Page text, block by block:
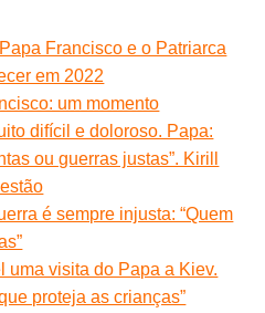
Francisco e o Patriarca
em 2022
um momento
difícil e doloroso. Papa:
ou guerras justas”. Kirill
é sempre injusta: “Quem
uma visita do Papa a Kiev.
proteja as crianças”